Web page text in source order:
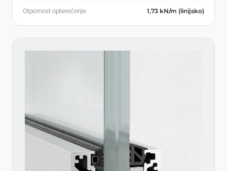
Otpornost opterećenje 1,73 kN/m (linijsko)